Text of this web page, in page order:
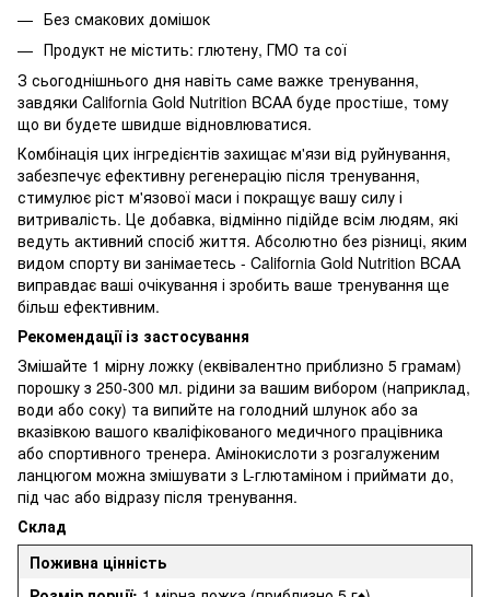
Без смакових домішок
Продукт не містить: глютену, ГМО та сої
З сьогоднішнього дня навіть саме важке тренування,
завдяки California Gold Nutrition BCAA буде простіше, тому
що ви будете швидше відновлюватися.
Комбінація цих інгредієнтів захищає м'язи від руйнування,
забезпечує ефективну регенерацію після тренування,
стимулює ріст м'язової маси і покращує вашу силу і
витривалість. Це добавка, відмінно підійде всім людям, які
ведуть активний спосіб життя. Абсолютно без різниці, яким
видом спорту ви занімаетесь - California Gold Nutrition BCAA
виправдає ваші очікування і зробить ваше тренування ще
більш ефективним.
Рекомендації із застосування
Змішайте 1 мірну ложку (еквівалентно приблизно 5 грамам)
порошку з 250-300 мл. рідини за вашим вибором (наприклад,
води або соку) та випийте на голодний шлунок або за
вказівкою вашого кваліфікованого медичного працівника
або спортивного тренера. Амінокислоти з розгалуженим
ланцюгом можна змішувати з L-глютаміном і приймати до,
під час або відразу після тренування.
Склад
Поживна цінність